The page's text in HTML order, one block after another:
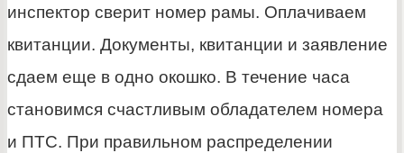
инспектор сверит номер рамы. Оплачиваем
квитанции. Документы, квитанции и заявление
сдаем еще в одно окошко. В течение часа
становимся счастливым обладателем номера
и ПТС. При правильном распределении